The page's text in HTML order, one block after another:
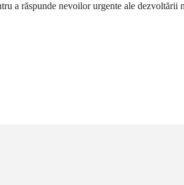
a răspunde nevoilor urgente ale dezvoltării